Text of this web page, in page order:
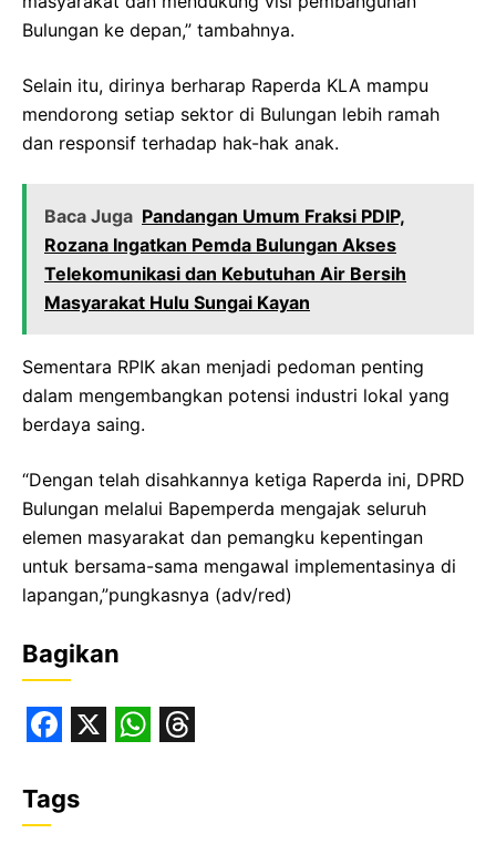
Bulungan ke depan,” tambahnya.
Selain itu, dirinya berharap Raperda KLA mampu
mendorong setiap sektor di Bulungan lebih ramah
dan responsif terhadap hak-hak anak.
Baca Juga Pandangan Umum Fraksi PDIP,
Rozana Ingatkan Pemda Bulungan Akses
Telekomunikasi dan Kebutuhan Air Bersih
Masyarakat Hulu Sungai Kayan
Sementara RPIK akan menjadi pedoman penting
dalam mengembangkan potensi industri lokal yang
berdaya saing.
“Dengan telah disahkannya ketiga Raperda ini, DPRD
Bulungan melalui Bapemperda mengajak seluruh
elemen masyarakat dan pemangku kepentingan
untuk bersama-sama mengawal implementasinya di
lapangan,”pungkasnya (adv/red)
Bagikan
a
c
Tags